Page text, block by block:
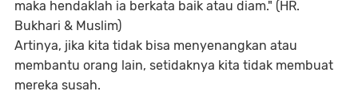
maka hendaklah ia berkata baik atau diam." (HR.
Bukhari & Muslim)
Artinya, jika kita tidak bisa menyenangkan atau
membantu orang lain, setidaknya kita tidak membuat
mereka susah.